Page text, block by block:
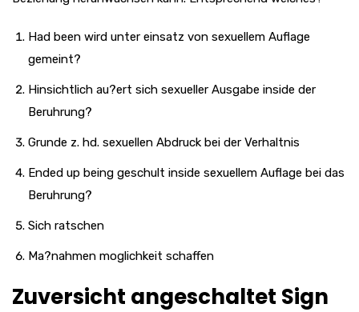
Had been wird unter einsatz von sexuellem Auflage
gemeint?
Hinsichtlich au?ert sich sexueller Ausgabe inside der
Beruhrung?
Grunde z. hd. sexuellen Abdruck bei der Verhaltnis
Ended up being geschult inside sexuellem Auflage bei das
Beruhrung?
Sich ratschen
Ma?nahmen moglichkeit schaffen
Zuversicht angeschaltet Sign